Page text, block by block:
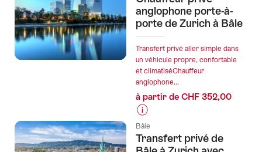
ville
en
tuk
à
Lucerne"
"Rallye
Wow
anglophone porte-à-
porte de Zurich à Bâle
Transfert privé aller simple dans
un véhicule propre, confortable
et climatiséChauffeur
anglophone...
à partir de CHF 352,00
Informations
sur
les
Bâle
Transfert privé de